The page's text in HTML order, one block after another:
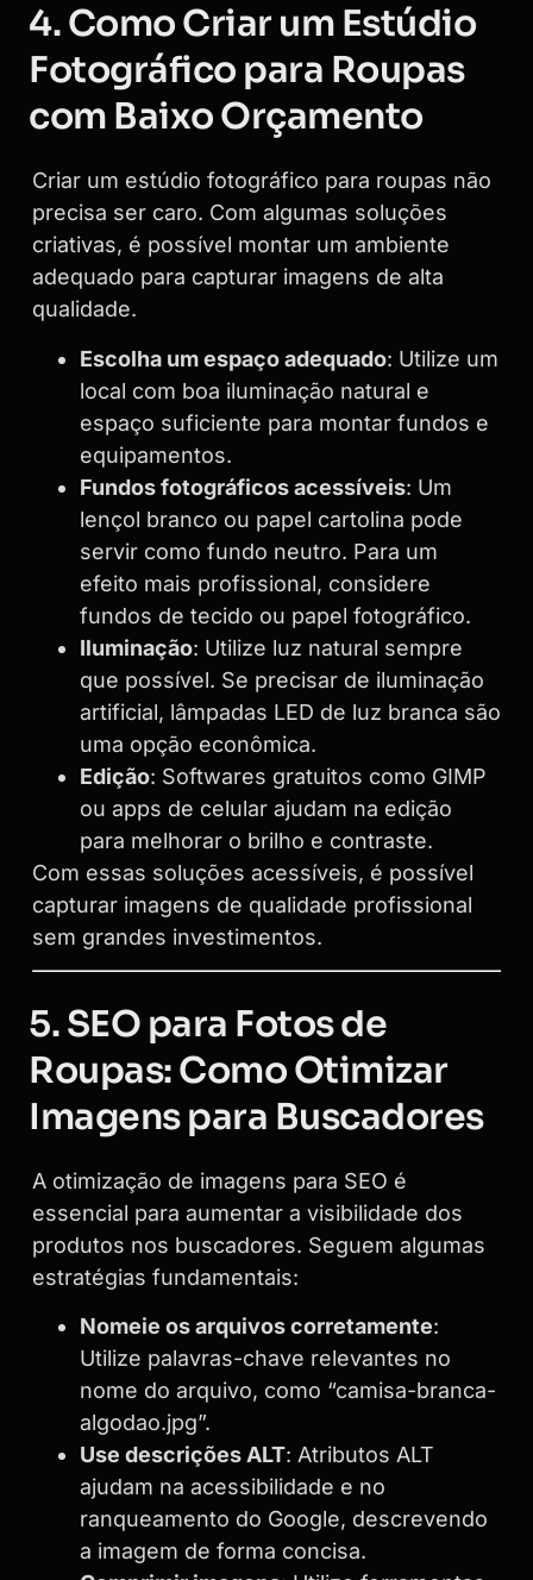
4. Como Criar um Estúdio
Fotográfico para Roupas
com Baixo Orçamento
Criar um estúdio fotográfico para roupas não
precisa ser caro. Com algumas soluções
criativas, é possível montar um ambiente
adequado para capturar imagens de alta
qualidade.
Escolha um espaço adequado: Utilize um
local com boa iluminação natural e
espaço suficiente para montar fundos e
equipamentos.
Fundos fotográficos acessíveis: Um
lençol branco ou papel cartolina pode
servir como fundo neutro. Para um
efeito mais profissional, considere
fundos de tecido ou papel fotográfico.
Iluminação: Utilize luz natural sempre
que possível. Se precisar de iluminação
artificial, lâmpadas LED de luz branca são
uma opção econômica.
Edição: Softwares gratuitos como GIMP
ou apps de celular ajudam na edição
para melhorar o brilho e contraste.
Com essas soluções acessíveis, é possível
capturar imagens de qualidade profissional
sem grandes investimentos.
5. SEO para Fotos de
Roupas: Como Otimizar
Imagens para Buscadores
A otimização de imagens para SEO é
essencial para aumentar a visibilidade dos
produtos nos buscadores. Seguem algumas
estratégias fundamentais:
Nomeie os arquivos corretamente:
Utilize palavras-chave relevantes no
nome do arquivo, como “camisa-branca-
algodao.jpg”.
Use descrições ALT: Atributos ALT
ajudam na acessibilidade e no
ranqueamento do Google, descrevendo
a imagem de forma concisa.